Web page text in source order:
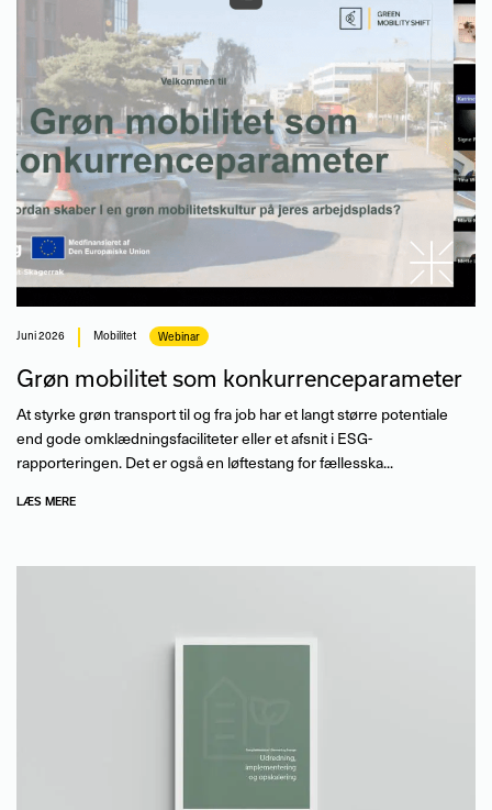
juni 2026 Mobilitet Webinar
Grøn mobilitet som konkurrenceparameter
At styrke grøn transport til og fra job har et langt større potentiale
end gode omklædningsfaciliteter eller et afsnit i ESG-
rapporteringen. Det er også en løftestang for fællesska...
LÆS MERE